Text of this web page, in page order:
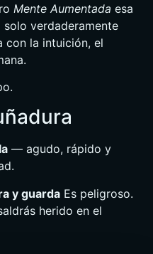
Mente Aumentada esa
verdaderamente
con la intuición, el
— agudo, rápido y
y guarda Es peligroso.
herido en el